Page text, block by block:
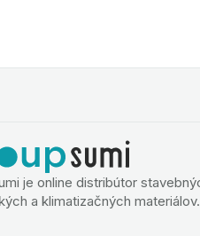
je online distribútor
a klimatizačných materiálov.